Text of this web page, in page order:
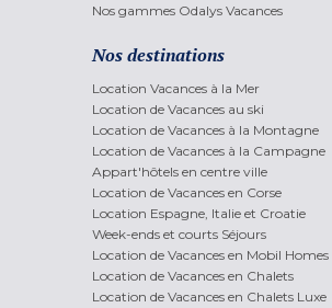
Nos gammes Odalys Vacances
Nos destinations
Location Vacances à la Mer
Location de Vacances au ski
Location de Vacances à la Montagne
Location de Vacances à la Campagne
Appart'hôtels en centre ville
Location de Vacances en Corse
Location Espagne, Italie et Croatie
Week-ends et courts Séjours
Location de Vacances en Mobil Homes
Location de Vacances en Chalets
Location de Vacances en Chalets Luxe